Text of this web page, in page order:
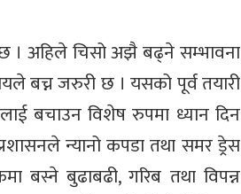
। अहिले चिसो अझै बढ्ने सम्भावना
बच्न जरुरी छ । यसको पूर्व तयारी
बचाउन विशेष रुपमा ध्यान दिन
न्यानो कपडा तथा समर ड्रेस
बस्ने बुढाबढी, गरिब तथा विपन्न